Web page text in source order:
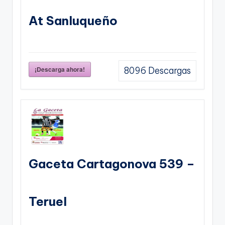
At Sanluqueño
¡Descarga ahora! 8096 Descargas
Gaceta Cartagonova 539 –
Teruel